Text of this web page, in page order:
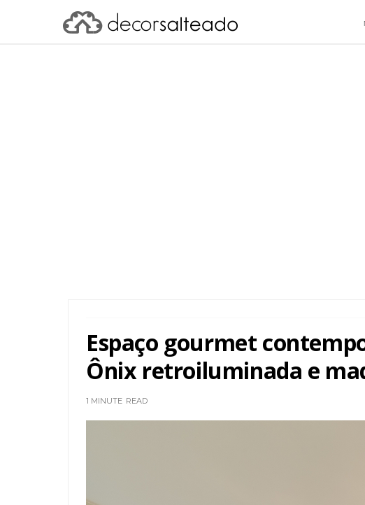
Espaço gourmet
Ônix retroiluminada e
1 MINUTE READ